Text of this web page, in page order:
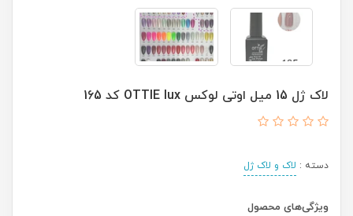
لاک ژل 15 میل اوتی لوکس OTTIE lux کد 165
دسته : لاک و لاک ژل
ویژگی‌های محصول